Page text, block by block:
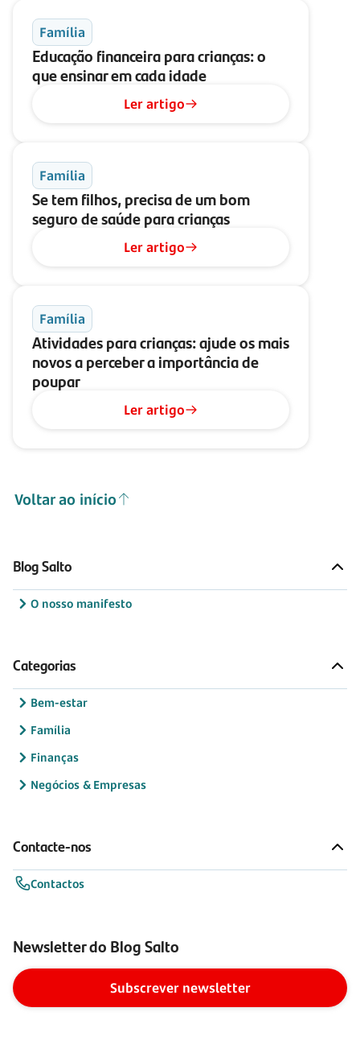
Família
Educação financeira para crianças: o
que ensinar em cada idade
Ler artigo
Família
Se tem filhos, precisa de um bom
seguro de saúde para crianças
Ler artigo
Família
Atividades para crianças: ajude os mais
novos a perceber a importância de
poupar
Ler artigo
Voltar ao início
Blog Salto
O nosso manifesto
Categorias
Bem-estar
Família
Finanças
Negócios & Empresas
Contacte-nos
Contactos
Newsletter do Blog Salto
Subscrever newsletter